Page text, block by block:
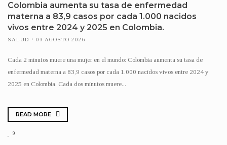
Colombia aumenta su tasa de enfermedad
materna a 83,9 casos por cada 1.000 nacidos
vivos entre 2024 y 2025 en Colombia.
SALUD 03 AGOSTO 2026
Cada 2 minutos muere una mujer en el mundo: Colombia aumenta su tasa de
enfermedad materna a 83,9 casos por cada 1.000 nacidos vivos entre 2024 y
2025 en Colombia. Cada dos minutos muere...
READ MORE
9